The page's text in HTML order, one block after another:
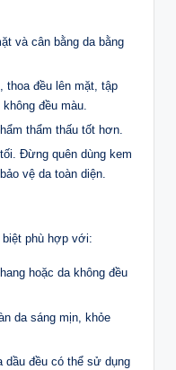
và cân bằng da bằng
thoa đều lên mặt, tập
đều màu.
thẩm thấu tốt hơn.
Đừng quên dùng kem
vệ da toàn diện.
biệt phù hợp với:
hoặc da không đều
da sáng mịn, khỏe
dầu đều có thể sử dụng